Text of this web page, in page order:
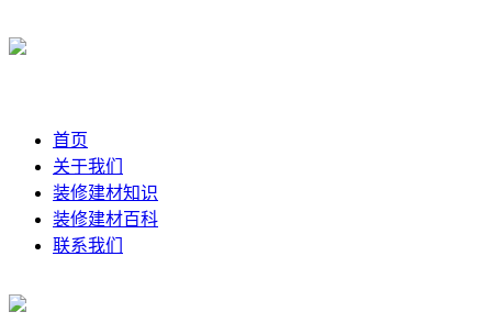
首页
关于我们
装修建材知识
装修建材百科
联系我们